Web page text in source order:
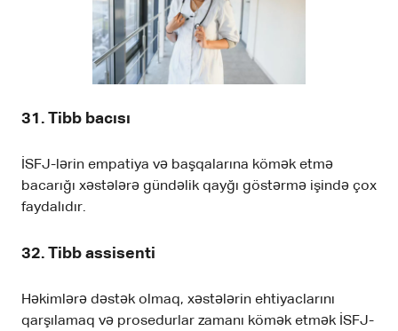
31. Tibb bacısı
İSFJ-lərin empatiya və başqalarına kömək etmə
bacarığı xəstələrə gündəlik qayğı göstərmə işində çox
faydalıdır.
32. Tibb assisenti
Həkimlərə dəstək olmaq, xəstələrin ehtiyaclarını
qarşılamaq və prosedurlar zamanı kömək etmək İSFJ-